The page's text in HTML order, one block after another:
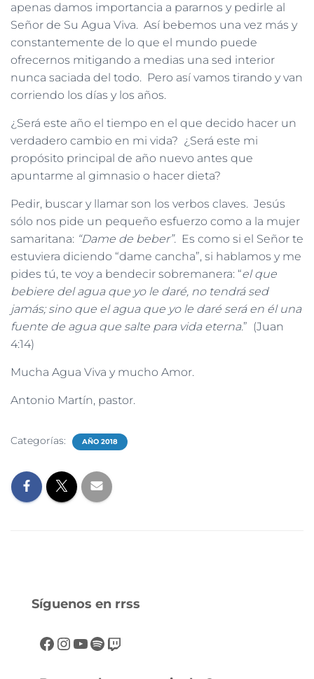
apenas damos importancia a pararnos y pedirle al
Señor de Su Agua Viva. Así bebemos una vez más y
constantemente de lo que el mundo puede
ofrecernos mitigando a medias una sed interior
nunca saciada del todo. Pero así vamos tirando y van
corriendo los días y los años.
¿Será este año el tiempo en el que decido hacer un
verdadero cambio en mi vida? ¿Será este mi
propósito principal de año nuevo antes que
apuntarme al gimnasio o hacer dieta?
Pedir, buscar y llamar son los verbos claves. Jesús
sólo nos pide un pequeño esfuerzo como a la mujer
samaritana: “Dame de beber”. Es como si el Señor te
estuviera diciendo “dame cancha”, si hablamos y me
pides tú, te voy a bendecir sobremanera: “el que
bebiere del agua que yo le daré, no tendrá sed
jamás; sino que el agua que yo le daré será en él una
fuente de agua que salte para vida eterna.” (Juan
4:14)
Mucha Agua Viva y mucho Amor.
Antonio Martín, pastor.
Categorías: AÑO 2018
Síguenos en rrss